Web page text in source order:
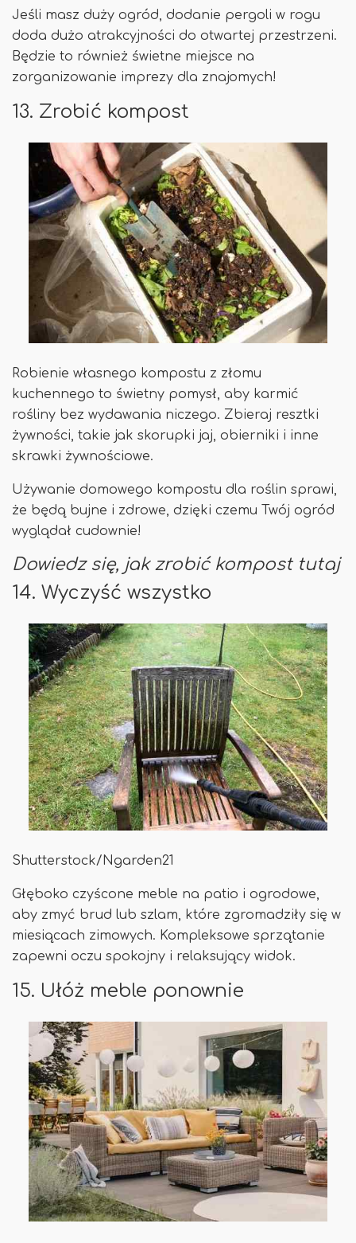
Jeśli masz duży ogród, dodanie pergoli w rogu
doda dużo atrakcyjności do otwartej przestrzeni.
Będzie to również świetne miejsce na
zorganizowanie imprezy dla znajomych!
13. Zrobić kompost
Robienie własnego kompostu z złomu
kuchennego to świetny pomysł, aby karmić
rośliny bez wydawania niczego. Zbieraj resztki
żywności, takie jak skorupki jaj, obierniki i inne
skrawki żywnościowe.
Używanie domowego kompostu dla roślin sprawi,
że będą bujne i zdrowe, dzięki czemu Twój ogród
wyglądał cudownie!
Dowiedz się, jak zrobić kompost tutaj
14. Wyczyść wszystko
Shutterstock/Ngarden21
Głęboko czyścone meble na patio i ogrodowe,
aby zmyć brud lub szlam, które zgromadziły się w
miesiącach zimowych. Kompleksowe sprzątanie
zapewni oczu spokojny i relaksujący widok.
15. Ułóż meble ponownie